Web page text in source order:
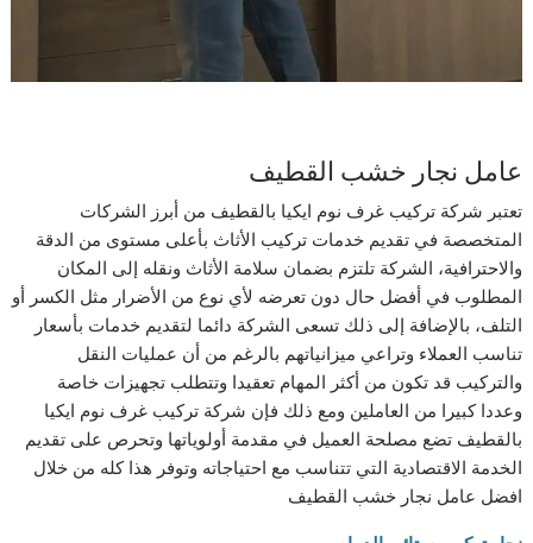
عامل نجار خشب القطيف
تعتبر شركة تركيب غرف نوم ايكيا بالقطيف من أبرز الشركات
المتخصصة في تقديم خدمات تركيب الأثاث بأعلى مستوى من الدقة
والاحترافية، الشركة تلتزم بضمان سلامة الأثاث ونقله إلى المكان
المطلوب في أفضل حال دون تعرضه لأي نوع من الأضرار مثل الكسر أو
التلف، بالإضافة إلى ذلك تسعى الشركة دائما لتقديم خدمات بأسعار
تناسب العملاء وتراعي ميزانياتهم بالرغم من أن عمليات النقل
والتركيب قد تكون من أكثر المهام تعقيدا وتتطلب تجهيزات خاصة
وعددا كبيرا من العاملين ومع ذلك فإن شركة تركيب غرف نوم ايكيا
بالقطيف تضع مصلحة العميل في مقدمة أولوياتها وتحرص على تقديم
الخدمة الاقتصادية التي تتناسب مع احتياجاته وتوفر هذا كله من خلال
افضل عامل نجار خشب القطيف